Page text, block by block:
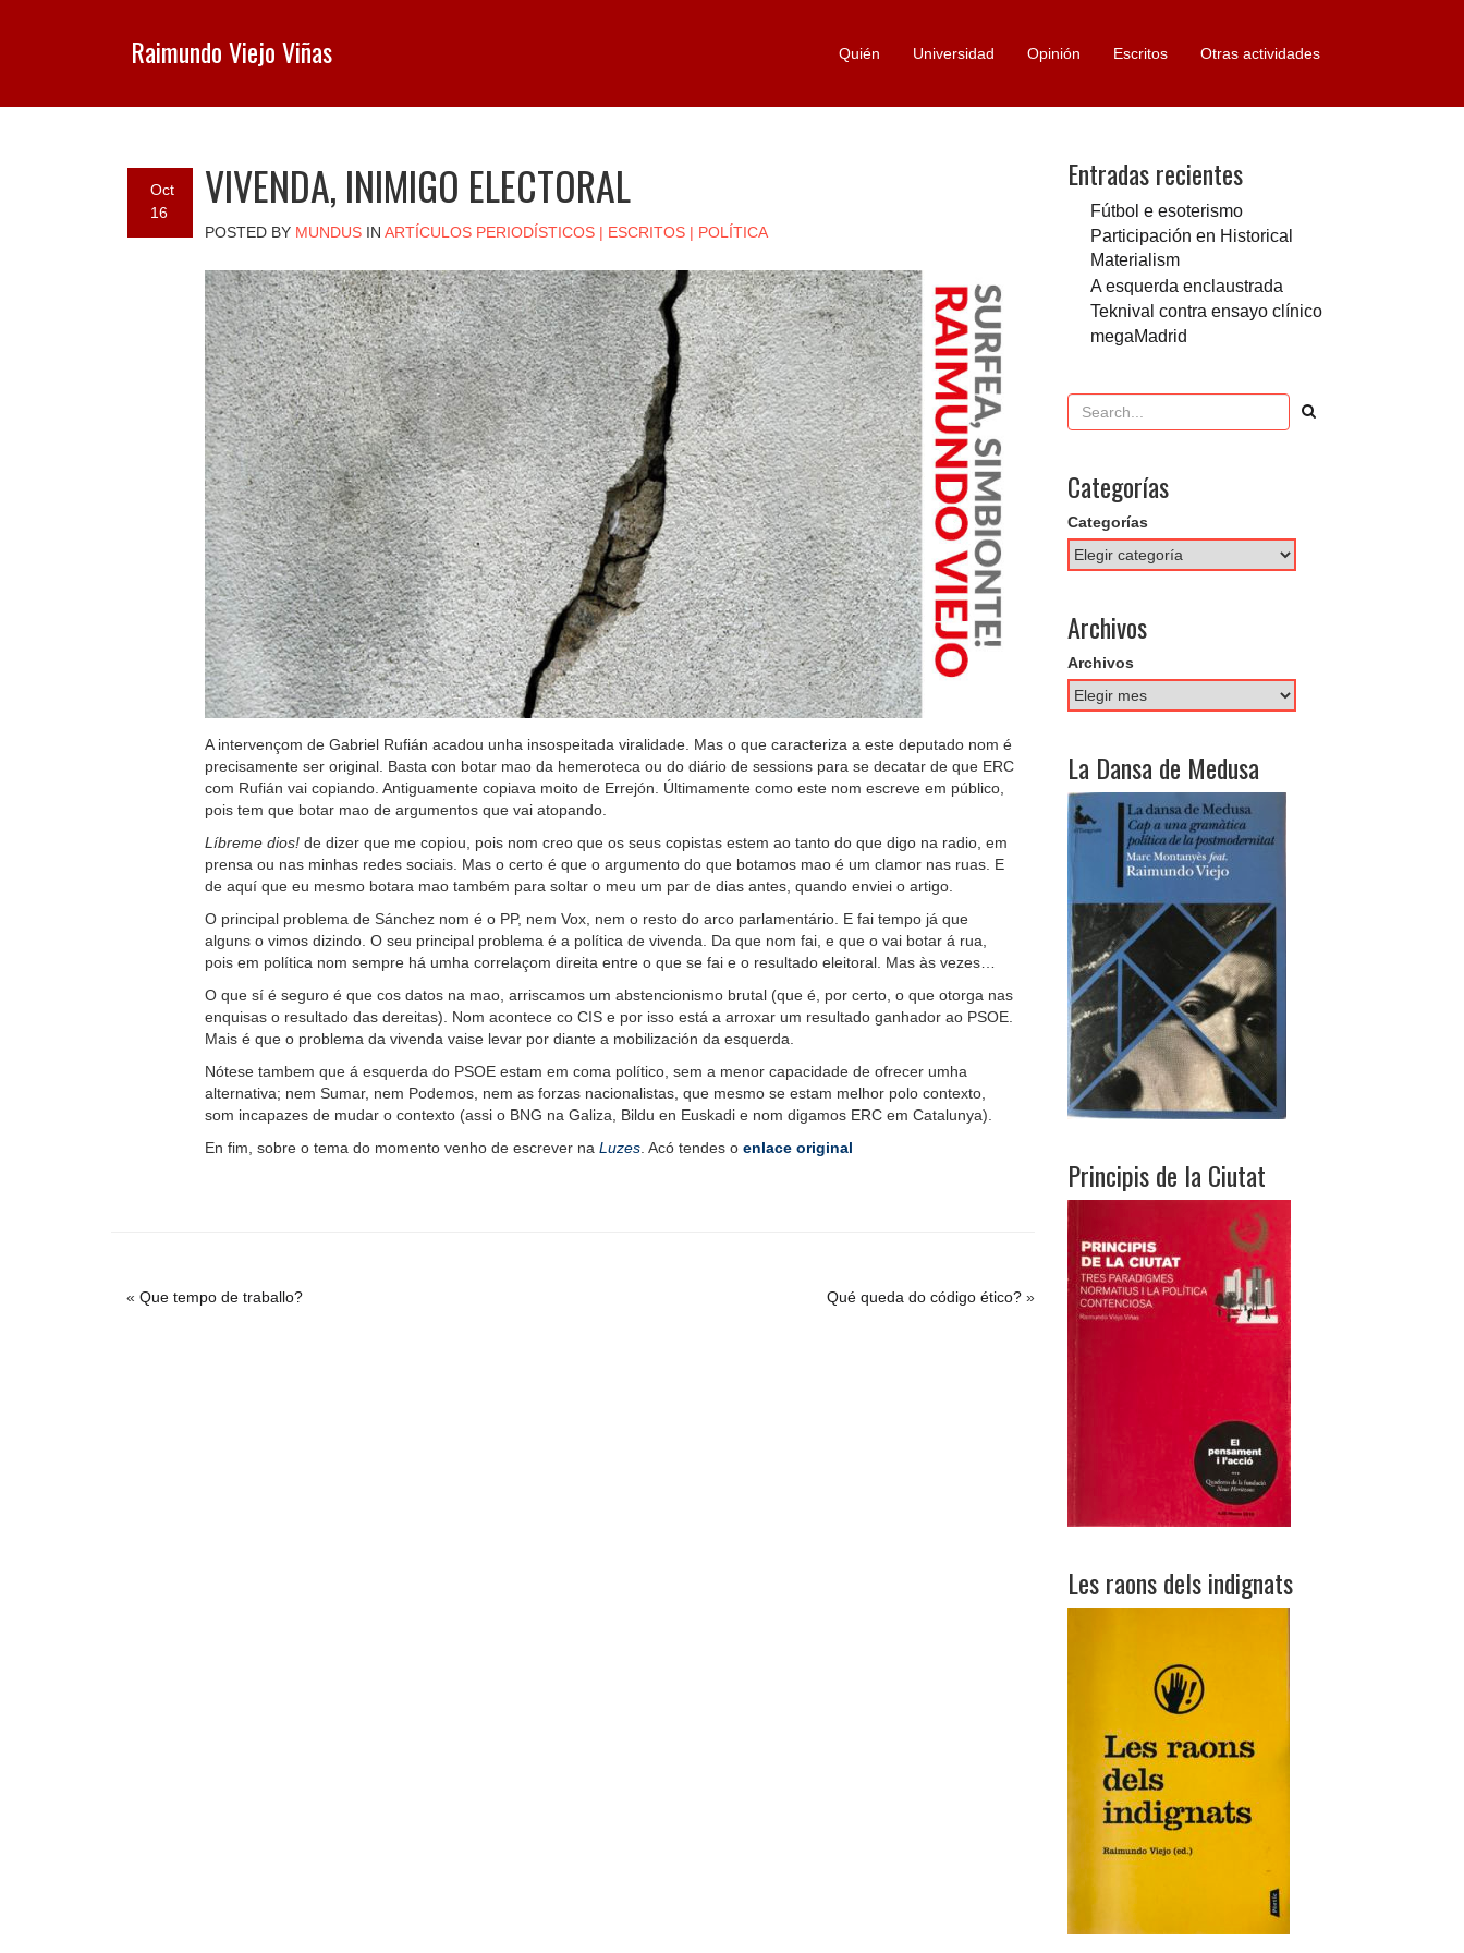
Raimundo Viejo Viñas Quién Universidad Opinión Escritos Otras actividades
Oct
16
VIVENDA, INIMIGO ELECTORAL
POSTED BY MUNDUSIN ARTÍCULOS PERIODÍSTICOS| ESCRITOS| POLÍTICA
A intervençom de Gabriel Rufián acadou unha insospeitada viralidade. Mas o que caracteriza a este deputado nom é
precisamente ser original. Basta con botar mao da hemeroteca ou do diário de sessions para se decatar de que ERC
com Rufián vai copiando. Antiguamente copiava moito de Errejón. Últimamente como este nom escreve em público,
pois tem que botar mao de argumentos que vai atopando.
Líbreme dios!de dizer que me copiou, pois nom creo que os seus copistas estem ao tanto do que digo na radio, em
prensa ou nas minhas redes sociais. Mas o certo é que o argumento do que botamos mao é um clamor nas ruas. E
de aquí que eu mesmo botara mao também para soltar o meu um par de dias antes, quando enviei o artigo.
O principal problema de Sánchez nom é o PP, nem Vox, nem o resto do arco parlamentário. E fai tempo já que
alguns o vimos dizindo. O seu principal problema é a política de vivenda. Da que nom fai, e que o vai botar á rua,
pois em política nom sempre há umha correlaçom direita entre o que se fai e o resultado eleitoral. Mas às vezes…
O que sí é seguro é que cos datos na mao, arriscamos um abstencionismo brutal (que é, por certo, o que otorga nas
enquisas o resultado das dereitas). Nom acontece co CIS e por isso está a arroxar um resultado ganhador ao PSOE.
Mais é que o problema da vivenda vaise levar por diante a mobilización da esquerda.
Nótese tambem que á esquerda do PSOE estam em coma político, sem a menor capacidade de ofrecer umha
alternativa; nem Sumar, nem Podemos, nem as forzas nacionalistas, que mesmo se estam melhor polo contexto,
som incapazes de mudar o contexto (assi o BNG na Galiza, Bildu en Euskadi e nom digamos ERC em Catalunya).
En fim, sobre o tema do momento venho de escrever na Luzes. Acó tendes o enlace original
« Que tempo de traballo? Qué queda do código ético?»
Entradas recientes
Fútbol e esoterismo
Participación en Historical
Materialism
A esquerda enclaustrada
Teknival contra ensayo clínico
megaMadrid
Categorías
Categorías
Archivos
Archivos
La Dansa de Medusa
Principis de la Ciutat
Les raons dels indignats